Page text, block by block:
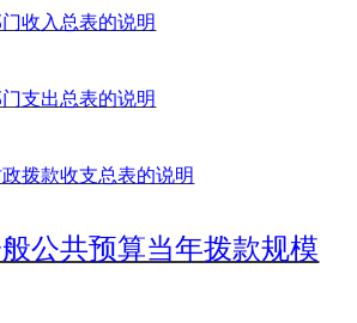
收入总表的说明
支出总表的说明
拨款收支总表的说明
般公共预算当年拨款规模